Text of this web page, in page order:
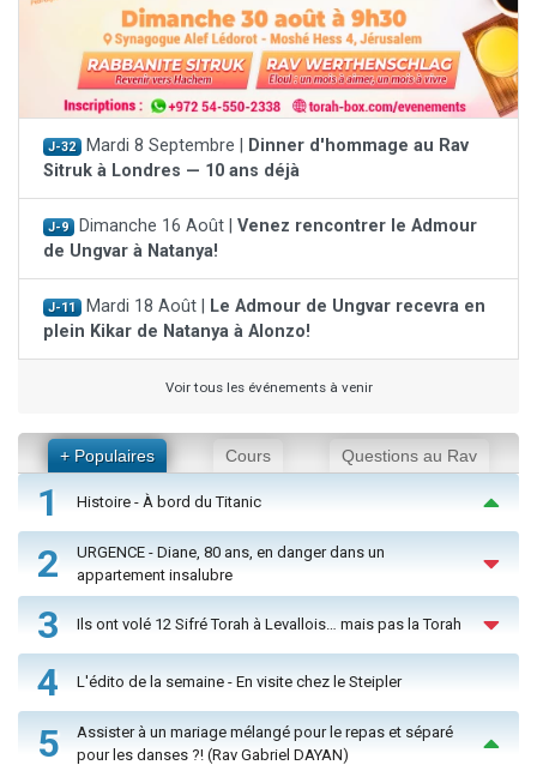
J-32 Mardi 8 Septembre |
Dinner d'hommage au Rav
Sitruk à Londres — 10 ans déjà
J-9 Dimanche 16 Août | Venez rencontrer le Admour
de Ungvar à Natanya!
J-11 Mardi 18 Août |
Le Admour de Ungvar recevra en
plein Kikar de Natanya à Alonzo!
Voir tous les événements à venir
+ Populaires Cours Questions au Rav
1 Histoire - À bord du Titanic
2
URGENCE - Diane, 80 ans, en danger dans un
appartement insalubre
3 Ils ont volé 12 Sifré Torah à Levallois… mais pas la Torah
4 L'édito de la semaine - En visite chez le Steipler
5
Assister à un mariage mélangé pour le repas et séparé
pour les danses ?! (Rav Gabriel DAYAN)